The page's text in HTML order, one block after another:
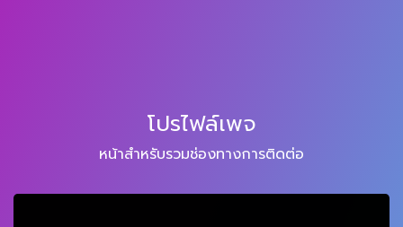
โปรไฟล์เพจ
หน้าสำหรับรวมช่องทางการติดต่อ